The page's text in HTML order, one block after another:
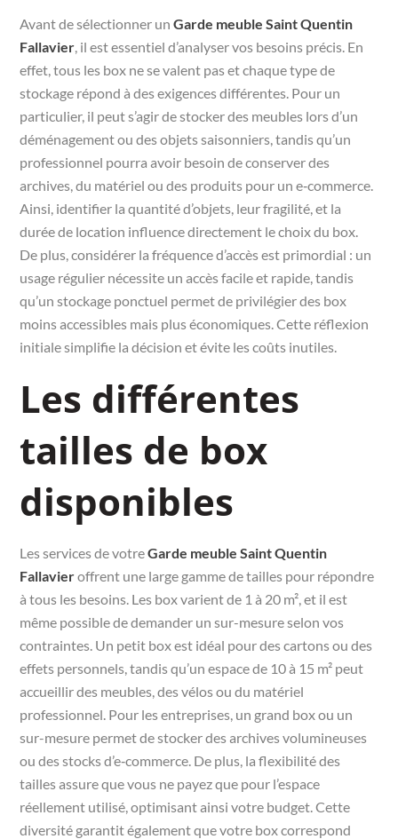
Avant de sélectionner unGarde meuble Saint Quentin
Fallavier, il est essentiel d’analyser vos besoins précis. En
effet, tous les box ne se valent pas et chaque type de
stockage répond à des exigences différentes. Pour un
particulier, il peut s’agir de stocker des meubles lors d’un
déménagement ou des objets saisonniers, tandis qu’un
professionnel pourra avoir besoin de conserver des
archives, du matériel ou des produits pour un e‑commerce.
Ainsi, identifier la quantité d’objets, leur fragilité, et la
durée de location influence directement le choix du box.
De plus, considérer la fréquence d’accès est primordial : un
usage régulier nécessite un accès facile et rapide, tandis
qu’un stockage ponctuel permet de privilégier des box
moins accessibles mais plus économiques. Cette réflexion
initiale simplifie la décision et évite les coûts inutiles.
Les différentes
tailles de box
disponibles
Les services de votreGarde meuble Saint Quentin
Fallavieroffrent une large gamme de tailles pour répondre
à tous les besoins. Les box varient de 1 à 20 m², et il est
même possible de demander un sur-mesure selon vos
contraintes. Un petit box est idéal pour des cartons ou des
effets personnels, tandis qu’un espace de 10 à 15 m² peut
accueillir des meubles, des vélos ou du matériel
professionnel. Pour les entreprises, un grand box ou un
sur-mesure permet de stocker des archives volumineuses
ou des stocks d’e‑commerce. De plus, la flexibilité des
tailles assure que vous ne payez que pour l’espace
réellement utilisé, optimisant ainsi votre budget. Cette
diversité garantit également que votre box correspond